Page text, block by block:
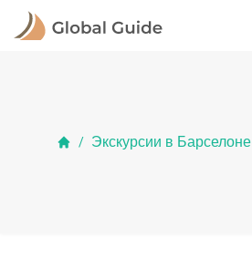
/ Экскурсии в Барселоне